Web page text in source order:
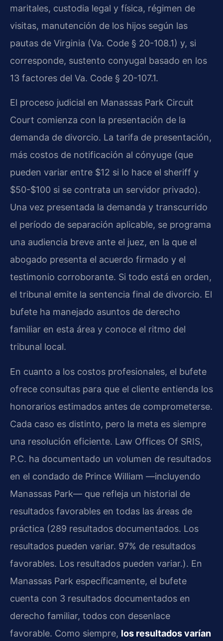
maritales, custodia legal y física, régimen de
visitas, manutención de los hijos según las
pautas de Virginia (Va. Code § 20-108.1) y, si
corresponde, sustento conyugal basado en los
13 factores del Va. Code § 20-107.1.
El proceso judicial en Manassas Park Circuit
Court comienza con la presentación de la
demanda de divorcio. La tarifa de presentación,
más costos de notificación al cónyuge (que
pueden variar entre $12 si lo hace el sheriff y
$50-$100 si se contrata un servidor privado).
Una vez presentada la demanda y transcurrido
el período de separación aplicable, se programa
una audiencia breve ante el juez, en la que el
abogado presenta el acuerdo firmado y el
testimonio corroborante. Si todo está en orden,
el tribunal emite la sentencia final de divorcio. El
bufete ha manejado asuntos de derecho
familiar en esta área y conoce el ritmo del
tribunal local.
En cuanto a los costos profesionales, el bufete
ofrece consultas para que el cliente entienda los
honorarios estimados antes de comprometerse.
Cada caso es distinto, pero la meta es siempre
una resolución eficiente. Law Offices Of SRIS,
P.C. ha documentado un volumen de resultados
en el condado de Prince William —incluyendo
Manassas Park— que refleja un historial de
resultados favorables en todas las áreas de
práctica (289 resultados documentados. Los
resultados pueden variar. 97% de resultados
favorables. Los resultados pueden variar.). En
Manassas Park específicamente, el bufete
cuenta con 3 resultados documentados en
derecho familiar, todos con desenlace
favorable. Como siempre, los resultados varían